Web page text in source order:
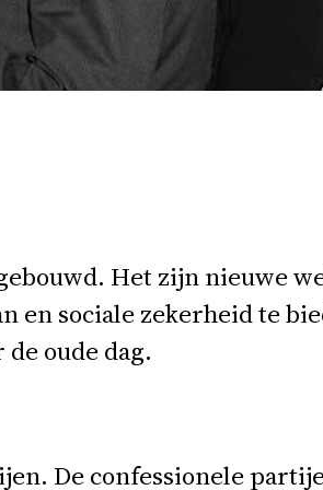
Het zijn nieuwe
en sociale zekerheid te
oude dag.
De confessionele